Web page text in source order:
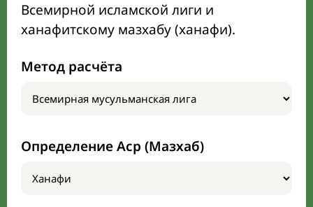
Всемирной исламской лиги и
ханафитскому мазхабу (ханафи).
Метод расчёта
Определение Аср (Мазхаб)